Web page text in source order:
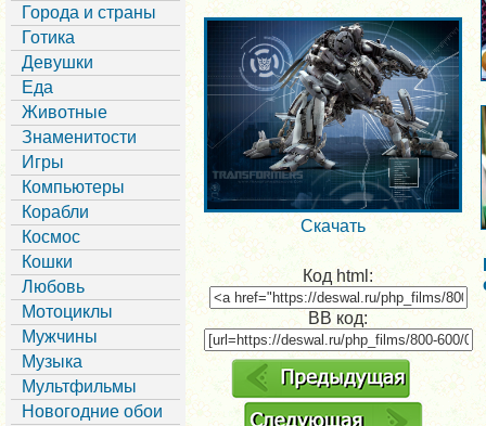
Города и страны
Готика
Девушки
Еда
Животные
Знаменитости
Игры
Компьютеры
Корабли
Космос
Кошки
Любовь
Мотоциклы
Мужчины
Музыка
Мультфильмы
Новогодние обои
Скачать
Код html:
BB код: